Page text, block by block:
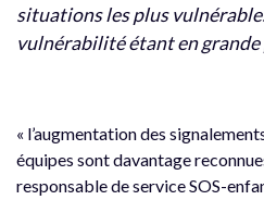
situations les plus
vulnérabilité étant en grande
« l’augmentation des
équipes sont davantage
responsable de service SOS-